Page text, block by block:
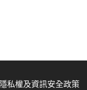
隱私權及資訊安全政策